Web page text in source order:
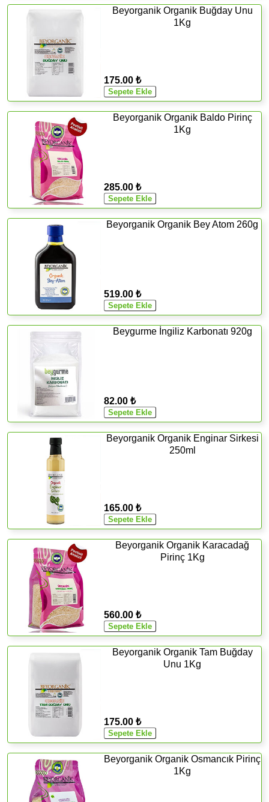
Beyorganik Organik Buğday Unu
1Kg
175.00 ₺
Beyorganik Organik Baldo Pirinç
1Kg
285.00 ₺
Beyorganik Organik Bey Atom 260g
519.00 ₺
Beygurme İngiliz Karbonatı 920g
82.00 ₺
Beyorganik Organik Enginar Sirkesi
250ml
165.00 ₺
Beyorganik Organik Karacadağ
Pirinç 1Kg
560.00 ₺
Beyorganik Organik Tam Buğday
Unu 1Kg
175.00 ₺
Beyorganik Organik Osmancık Pirinç
1Kg